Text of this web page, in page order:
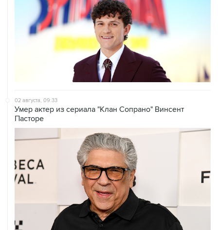
02 августа, 09:33
Умер актер из сериала "Клан Сопрано" Винсент
Пасторе